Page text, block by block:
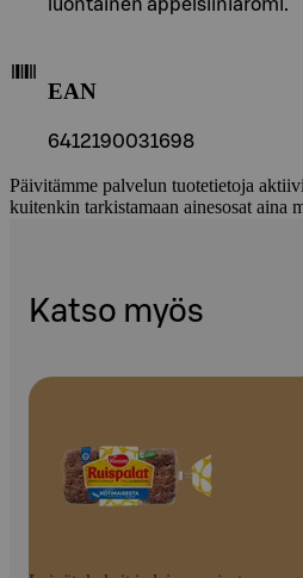
luontainen appelsiiniaromi.
EAN
6412190031698
Päivitämme palvelun tuotetietoja
kuitenkin tarkistamaan ainesosat aina
Katso myös